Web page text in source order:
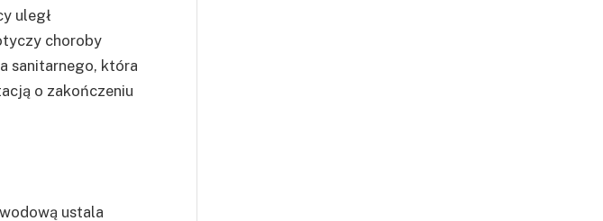
uległ
choroby
sanitarnego, która
o zakończeniu
ustala